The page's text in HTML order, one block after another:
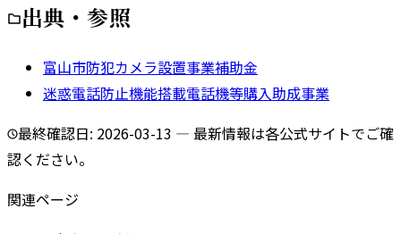
出典・参照
富山市防犯カメラ設置事業補助金
迷惑電話防止機能搭載電話機等購入助成事業
最終確認日: 2026-03-13 — 最新情報は各公式サイトでご確
認ください。
関連ページ